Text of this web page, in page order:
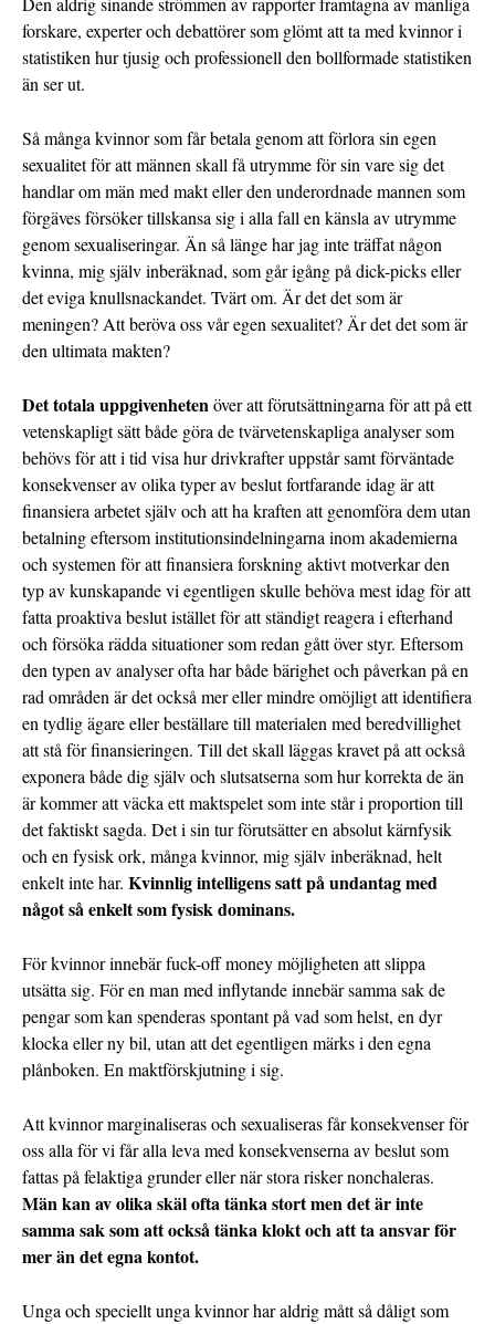
forskare, experter och debattörer som glömt att ta med kvinnor i
statistiken hur tjusig och professionell den bollformade statistiken
än ser ut.
Så många kvinnor som får betala genom att förlora sin egen
sexualitet för att männen skall få utrymme för sin vare sig det
handlar om män med makt eller den underordnade mannen som
förgäves försöker tillskansa sig i alla fall en känsla av utrymme
genom sexualiseringar. Än så länge har jag inte träffat någon
kvinna, mig själv inberäknad, som går igång på dick-picks eller
det eviga knullsnackandet. Tvärt om. Är det det som är
meningen? Att beröva oss vår egen sexualitet? Är det det som är
den ultimata makten?
Det totala uppgivenhetenöver att förutsättningarna för att på ett
vetenskapligt sätt både göra de tvärvetenskapliga analyser som
behövs för att i tid visa hur drivkrafter uppstår samt förväntade
konsekvenser av olika typer av beslut fortfarande idag är att
finansiera arbetet själv och att ha kraften att genomföra dem utan
betalning eftersom institutionsindelningarna inom akademierna
och systemen för att finansiera forskning aktivt motverkar den
typ av kunskapande vi egentligen skulle behöva mest idag för att
fatta proaktiva beslut istället för att ständigt reagera i efterhand
och försöka rädda situationer som redan gått över styr. Eftersom
den typen av analyser ofta har både bärighet och påverkan på en
rad områden är det också mer eller mindre omöjligt att identifiera
en tydlig ägare eller beställare till materialen med beredvillighet
att stå för finansieringen. Till det skall läggas kravet på att också
exponera både dig själv och slutsatserna som hur korrekta de än
är kommer att väcka ett maktspelet som inte står i proportion till
det faktiskt sagda. Det i sin tur förutsätter en absolut kärnfysik
och en fysisk ork, många kvinnor, mig själv inberäknad, helt
enkelt inte har. Kvinnlig intelligens satt på undantag med
något så enkelt som fysisk dominans.
För kvinnor innebär fuck-off money möjligheten att slippa
utsätta sig. För en man med inflytande innebär samma sak de
pengar som kan spenderas spontant på vad som helst, en dyr
klocka eller ny bil, utan att det egentligen märks i den egna
plånboken. En maktförskjutning i sig.
Att kvinnor marginaliseras och sexualiseras får konsekvenser för
oss alla för vi får alla leva med konsekvenserna av beslut som
fattas på felaktiga grunder eller när stora risker nonchaleras.
Män kan av olika skäl ofta tänka stort men det är inte
samma sak som att också tänka klokt och att ta ansvar för
mer än det egna kontot.
Unga och speciellt unga kvinnor har aldrig mått så dåligt som